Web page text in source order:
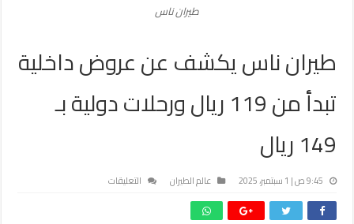
طيران ناس
طيران ناس يكشف عن عروض داخلية
تبدأ من 119 ريال ورحلات دولية بـ
149 ريال
9:45 ص | 1 سبتمبر، 2025 عالم الطيران التعليقات